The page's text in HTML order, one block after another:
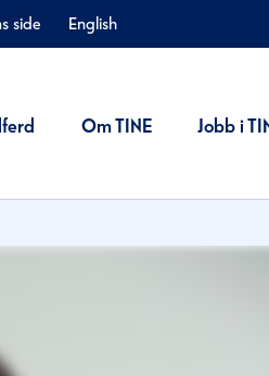
side English
Om TINE Jobb i